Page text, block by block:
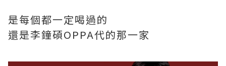
是每個都一定喝過的
還是李鐘碩OPPA代的那一家